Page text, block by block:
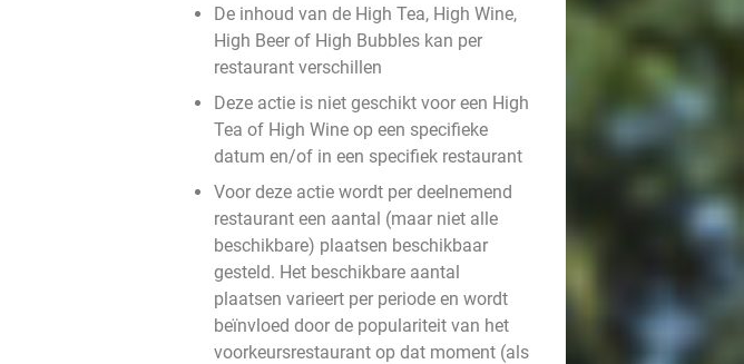
De inhoud van de High Tea, High Wine,
High Beer of High Bubbles kan per
restaurant verschillen
Deze actie is niet geschikt voor een High
Tea of High Wine op een specifieke
datum en/of in een specifiek restaurant
Voor deze actie wordt per deelnemend
restaurant een aantal (maar niet alle
beschikbare) plaatsen beschikbaar
gesteld. Het beschikbare aantal
plaatsen varieert per periode en wordt
beïnvloed door de populariteit van het
voorkeursrestaurant op dat moment (als